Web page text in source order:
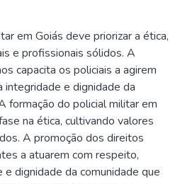
em Goiás deve priorizar a ética,
e profissionais sólidos. A
capacita os policiais a agirem
integridade e dignidade da
formação do policial militar em
na ética, cultivando valores
A promoção dos direitos
a atuarem com respeito,
dignidade da comunidade que